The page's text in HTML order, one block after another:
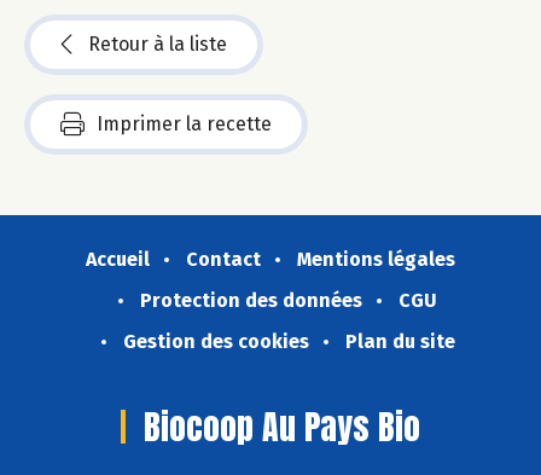
Retour à la liste
Imprimer la recette
Accueil Contact
Mentions légales
Protection des données
CGU
Gestion des cookies
Plan du site
Biocoop Au Pays Bio